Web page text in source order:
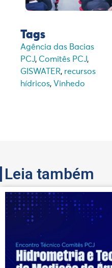
Tags
Agência das Bacias
PCJ, Comitês PCJ,
GISWATER, recursos
hídricos, Vinhedo
Leia também